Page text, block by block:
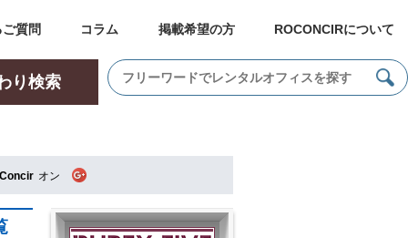
質問 コラム 掲載希望の方 ROCONCIRについて
り検索
オン